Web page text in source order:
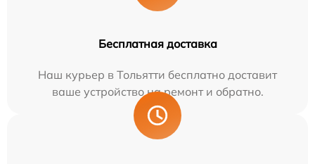
Бесплатная доставка
Наш курьер в Тольятти бесплатно доставит
ваше устройство на ремонт и обратно.